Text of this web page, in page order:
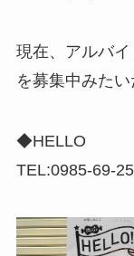
現在、アルバ
を募集中みたい
◆HELLO
TEL:0985-69-